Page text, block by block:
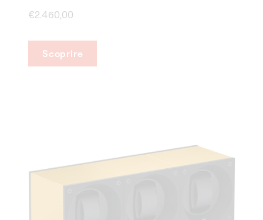
€2.460,00
Scoprire